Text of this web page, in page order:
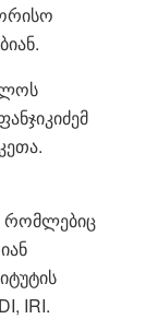
რომლებიც
IRI.